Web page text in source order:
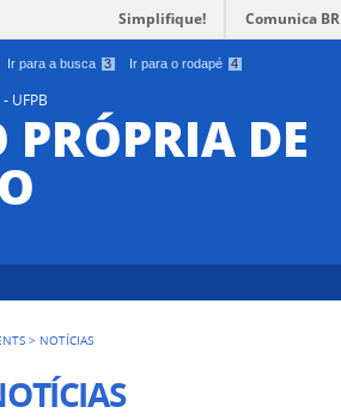
Ir para a busca 3 Ir para o rodapé 4
Simplifique! Comunica BR
UFPB
DE
> NOTÍCIAS